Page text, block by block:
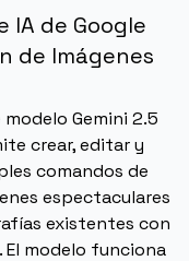
IA de Google
de Imágenes
Gemini 2.5
crear, editar y
comandos de
espectaculares
existentes con
modelo funciona